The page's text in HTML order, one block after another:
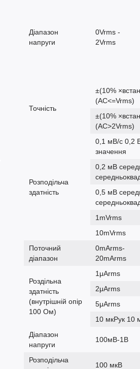
Діапазон
напруги
0Vrms -
2Vrms
Точність
±(10%
(AC<=Vrms)
±(10%
(AC>2Vrms)
Розподільча
здатність
0,1 мВ/с 0,2
значення
0,2 мВ
0,5 мВ
Поточний
діапазон
0mArms-
20mArms
Роздільна
здатність
(внутрішній опір
100 Ом)
1μArms
2μArms
5μArms
10 мкРук 10
Діапазон
напруги
100мВ-1В
Розподільча
100 мкВ